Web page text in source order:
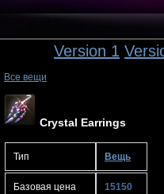
Version 1
Все вещи
Crystal Earrings
Тип Вещь
Базовая цена 15150